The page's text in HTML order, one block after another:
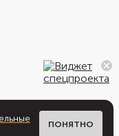
ПОНЯТНО